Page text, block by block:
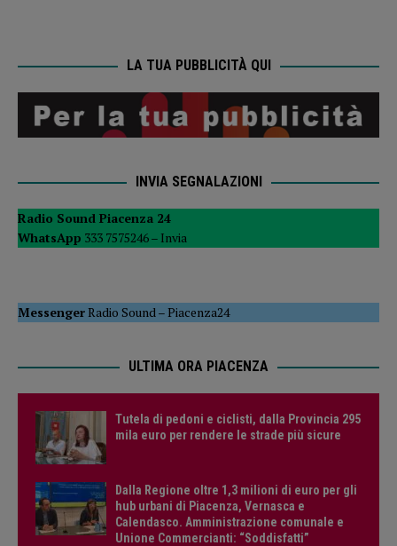
LA TUA PUBBLICITÀ QUI
INVIA SEGNALAZIONI
Radio Sound Piacenza 24
WhatsApp 333 7575246 – Invia
MessengerRadio Sound –Piacenza24
ULTIMA ORA PIACENZA
Tutela di pedoni e ciclisti, dalla Provincia 295
mila euro per rendere le strade più sicure
Dalla Regione oltre 1,3 milioni di euro per gli
hub urbani di Piacenza, Vernasca e
Calendasco. Amministrazione comunale e
Unione Commercianti: “Soddisfatti”